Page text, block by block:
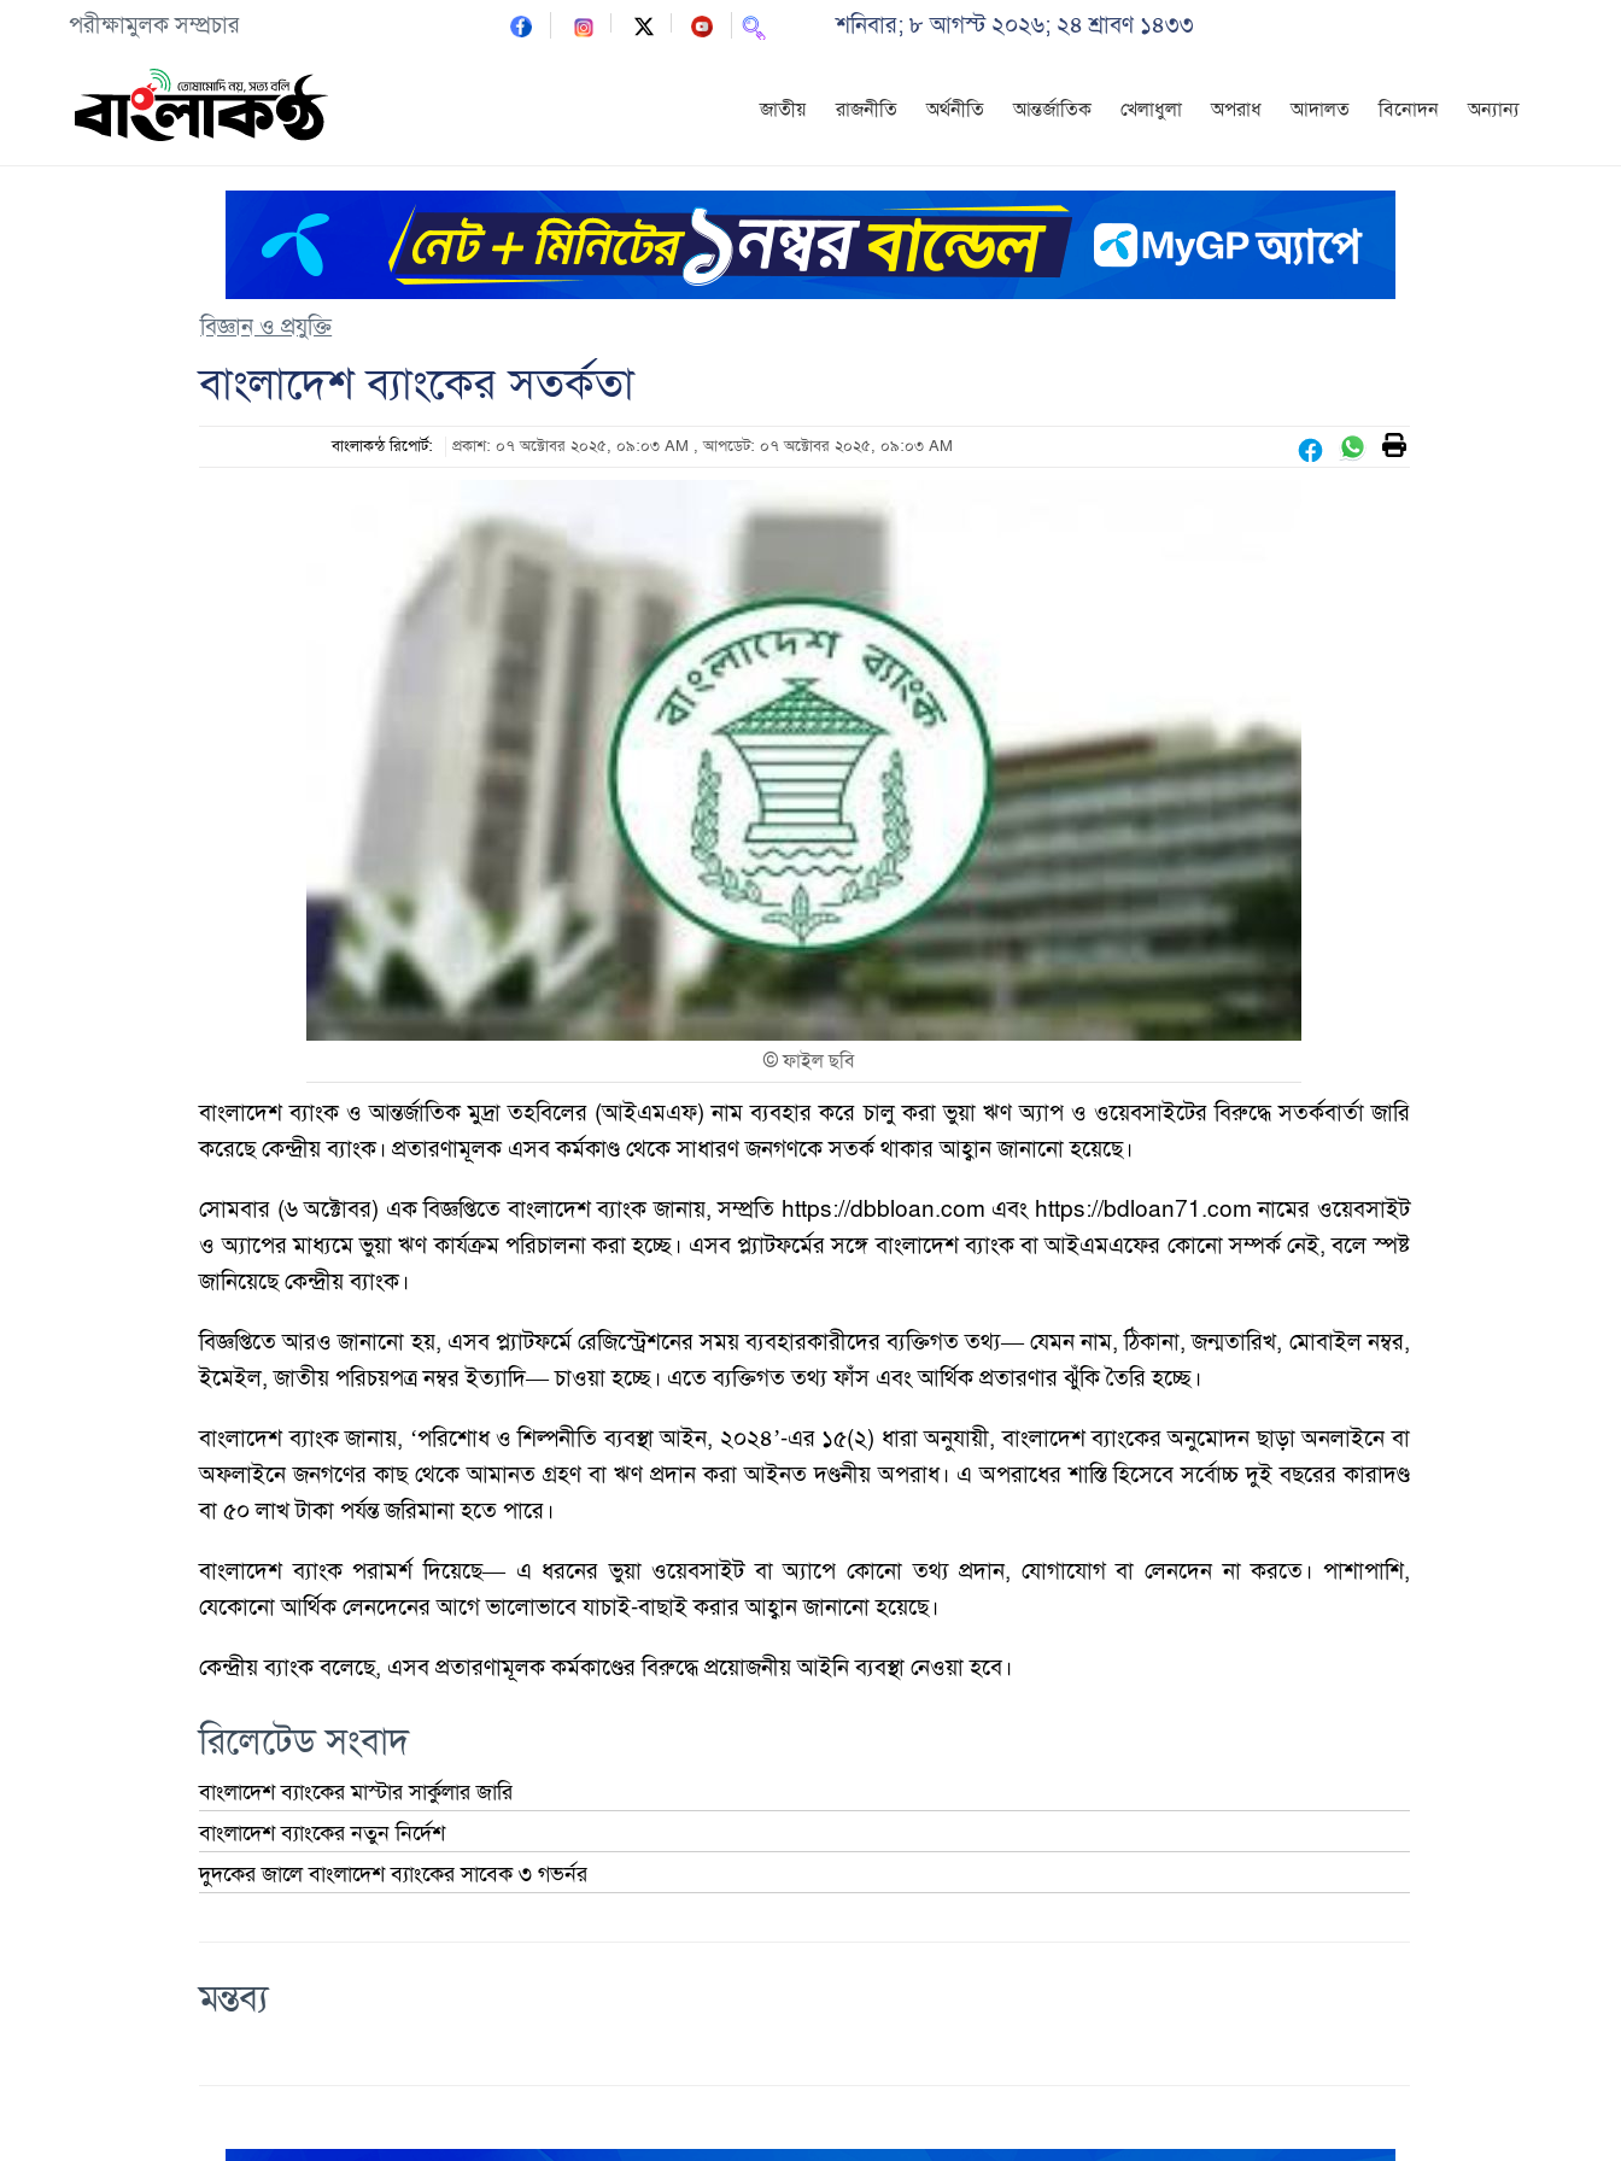
পরীক্ষামুলক সম্প্রচার শনিবার; ৮ আগস্ট ২০২৬; ২৪ শ্রাবণ ১৪৩৩
জাতীয় রাজনীতি অর্থনীতি আন্তর্জাতিক খেলাধুলা অপরাধ আদালত বিনোদন অন্যান্য
বিজ্ঞান ও প্রযুক্তি
বাংলাদেশ ব্যাংকের সতর্কতা
বাংলাকন্ঠ রিপোর্ট: প্রকাশ: ০৭ অক্টোবর ২০২৫, ০৯:০৩ AM , আপডেট: ০৭ অক্টোবর ২০২৫, ০৯:০৩ AM
©ফাইল ছবি
বাংলাদেশ ব্যাংক ও আন্তর্জাতিক মুদ্রা তহবিলের (আইএমএফ) নাম ব্যবহার করে চালু করা ভুয়া ঋণ অ্যাপ ও ওয়েবসাইটের বিরুদ্ধে সতর্কবার্তা জারি
করেছে কেন্দ্রীয় ব্যাংক। প্রতারণামূলক এসব কর্মকাণ্ড থেকে সাধারণ জনগণকে সতর্ক থাকার আহ্বান জানানো হয়েছে।
সোমবার (৬ অক্টোবর) এক বিজ্ঞপ্তিতে বাংলাদেশ ব্যাংক জানায়, সম্প্রতি https://dbbloan.com এবং https://bdloan71.com নামের ওয়েবসাইট
ও অ্যাপের মাধ্যমে ভুয়া ঋণ কার্যক্রম পরিচালনা করা হচ্ছে। এসব প্ল্যাটফর্মের সঙ্গে বাংলাদেশ ব্যাংক বা আইএমএফের কোনো সম্পর্ক নেই, বলে স্পষ্ট
জানিয়েছে কেন্দ্রীয় ব্যাংক।
বিজ্ঞপ্তিতে আরও জানানো হয়, এসব প্ল্যাটফর্মে রেজিস্ট্রেশনের সময় ব্যবহারকারীদের ব্যক্তিগত তথ্য— যেমন নাম, ঠিকানা, জন্মতারিখ, মোবাইল নম্বর,
ইমেইল, জাতীয় পরিচয়পত্র নম্বর ইত্যাদি— চাওয়া হচ্ছে। এতে ব্যক্তিগত তথ্য ফাঁস এবং আর্থিক প্রতারণার ঝুঁকি তৈরি হচ্ছে।
বাংলাদেশ ব্যাংক জানায়, ‘পরিশোধ ও শিল্পনীতি ব্যবস্থা আইন, ২০২৪’-এর ১৫(২) ধারা অনুযায়ী, বাংলাদেশ ব্যাংকের অনুমোদন ছাড়া অনলাইনে বা
অফলাইনে জনগণের কাছ থেকে আমানত গ্রহণ বা ঋণ প্রদান করা আইনত দণ্ডনীয় অপরাধ। এ অপরাধের শাস্তি হিসেবে সর্বোচ্চ দুই বছরের কারাদণ্ড
বা ৫০ লাখ টাকা পর্যন্ত জরিমানা হতে পারে।
বাংলাদেশ ব্যাংক পরামর্শ দিয়েছে— এ ধরনের ভুয়া ওয়েবসাইট বা অ্যাপে কোনো তথ্য প্রদান, যোগাযোগ বা লেনদেন না করতে। পাশাপাশি,
যেকোনো আর্থিক লেনদেনের আগে ভালোভাবে যাচাই-বাছাই করার আহ্বান জানানো হয়েছে।
কেন্দ্রীয় ব্যাংক বলেছে, এসব প্রতারণামূলক কর্মকাণ্ডের বিরুদ্ধে প্রয়োজনীয় আইনি ব্যবস্থা নেওয়া হবে।
রিলেটেড সংবাদ
বাংলাদেশ ব্যাংকের মাস্টার সার্কুলার জারি
বাংলাদেশ ব্যাংকের নতুন নির্দেশ
দুদকের জালে বাংলাদেশ ব্যাংকের সাবেক ৩ গভর্নর
মন্তব্য